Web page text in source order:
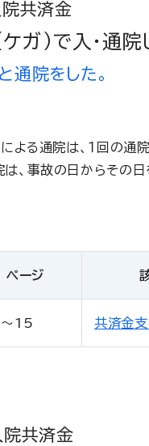
院共済金
ガ）で入・通
通院をした。
よる通院は、１回の
、事故の日からその
ページ
15 共済金
院共済金